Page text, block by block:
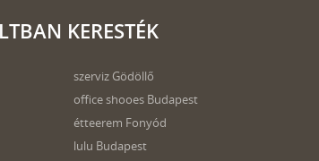
KERESTÉK
szerviz Gödöllő
office shooes Budapest
étteerem Fonyód
lulu Budapest